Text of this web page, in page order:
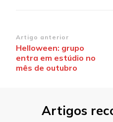
Navegação
de
post
Artigo anterior
Helloween: grupo
entra em estúdio no
mês de outubro
Artigos